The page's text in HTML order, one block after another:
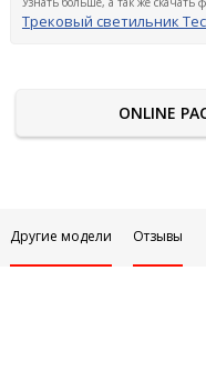
Трековый светильник
ONLINE
Другие модели Отзывы